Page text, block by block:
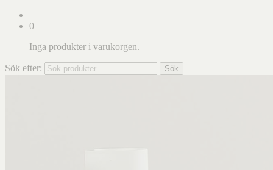
0
Inga produkter i varukorgen.
Sök efter: Sök